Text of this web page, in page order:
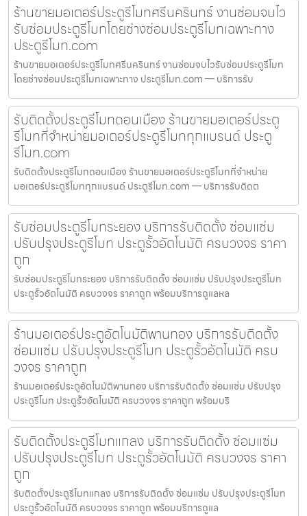
ร้านขายมอเตอร์ประตูรีโมทศรีนครินทร์ งานซ่อมจบไว
รับซ่อมประตูรีโมทโดยช่างซ่อมประตูรีโมทเฉพาะทาง
ประตูรีโมท.com
ร้านขายมอเตอร์ประตูรีโมทศรีนครินทร์ งานซ่อมจบไวรับซ่อมประตูรีโมท
โดยช่างซ่อมประตูรีโมทเฉพาะทาง ประตูรีโมท.com — บริการรับ
รับติดตั้งประตูรีโมทดอนเมือง ร้านขายมอเตอร์ประตู
รีโมทที่จำหน่ายมอเตอร์ประตูรีโมททุกแบรนด์ ประตู
รีโมท.com
รับติดตั้งประตูรีโมทดอนเมือง ร้านขายมอเตอร์ประตูรีโมทที่จำหน่าย
มอเตอร์ประตูรีโมททุกแบรนด์ ประตูรีโมท.com — บริการรับติดต
รับซ่อมประตูรีโมทระยอง บริการรับติดตั้ง ซ่อมแซ่ม
ปรับปรุงประตูรีโมท ประตูรั้วอัตโนมัติ ครบวงจร ราคา
ถูก
รับซ่อมประตูรีโมทระยอง บริการรับติดตั้ง ซ่อมแซ่ม ปรับปรุงประตูรีโมท
ประตูรั้วอัตโนมัติ ครบวงจร ราคาถูก พร้อมบริการดูแลหล
ร้านมอเตอร์ประตูอัตโนมัติพานทอง บริการรับติดตั้ง
ซ่อมแซ่ม ปรับปรุงประตูรีโมท ประตูรั้วอัตโนมัติ ครบ
วงจร ราคาถูก
ร้านมอเตอร์ประตูอัตโนมัติพานทอง บริการรับติดตั้ง ซ่อมแซ่ม ปรับปรุง
ประตูรีโมท ประตูรั้วอัตโนมัติ ครบวงจร ราคาถูก พร้อมบริ
รับติดตั้งประตูรีโมทแกลง บริการรับติดตั้ง ซ่อมแซ่ม
ปรับปรุงประตูรีโมท ประตูรั้วอัตโนมัติ ครบวงจร ราคา
ถูก
รับติดตั้งประตูรีโมทแกลง บริการรับติดตั้ง ซ่อมแซ่ม ปรับปรุงประตูรีโมท
ประตูรั้วอัตโนมัติ ครบวงจร ราคาถูก พร้อมบริการดูแล